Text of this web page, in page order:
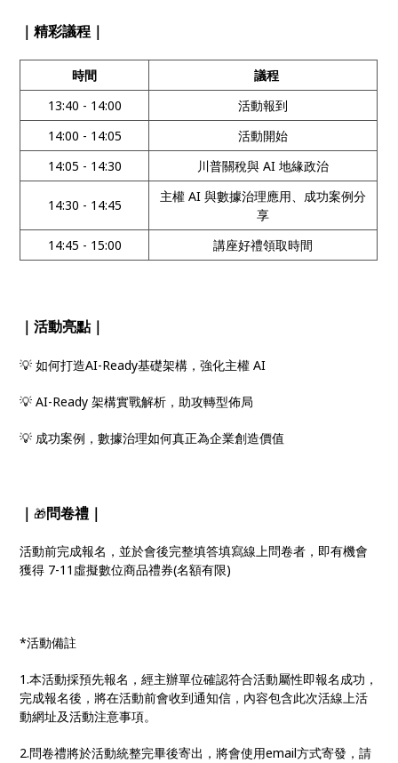
｜精彩議程｜
時間
議程
13:40 - 14:00
活動報到
14:00 - 14:05
活動開始
14:05 - 14:30
川普關稅與 AI 地緣政治
14:30 - 14:45
主權 AI 與數據治理應用、成功案例分
享
14:45 - 15:00
講座好禮領取時間
｜活動亮點｜
💡 如何打造AI-Ready基礎架構，強化主權 AI
💡 AI-Ready 架構實戰解析，助攻轉型佈局
💡 成功案例，數據治理如何真正為企業創造價值
｜🎁問卷禮｜
活動前完成報名，並於會後完整填答填寫線上問卷者，即有機會
獲得 7-11虛擬數位商品禮券(名額有限)
*活動備註
1.本活動採預先報名，經主辦單位確認符合活動屬性即報名成功，
完成報名後，將在活動前會收到通知信，內容包含此次活線上活
動網址及活動注意事項。
2.問卷禮將於活動統整完畢後寄出，將會使用email方式寄發，請